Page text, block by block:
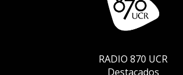
RADIO 870 UCR
Destacados